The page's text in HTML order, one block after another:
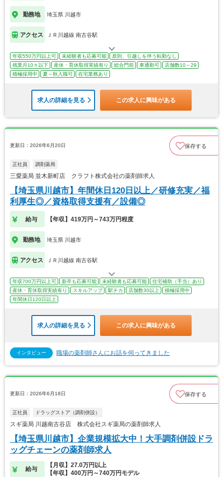
勤務地 埼玉県 川越市
アクセス ＪＲ川越線 南古谷駅
年収550万円以上可 未経験者も応募可能
原則、引越しを伴う転勤なし
残業月10ｈ以下
産休・育休取得実績有り 総合門前 車通勤可
店舗数10～29
積極採用中
夏～秋入職可 在宅業務あり
求人の詳細を見る この求人に興味がある
更新日：2026年6月20日 保存する
正社員 調剤薬局
三愛薬局 並木新町店 クラフト株式会社の薬剤師求人
【埼玉県川越市】年間休日120日以上／研修充実／福
利厚生◎／資格取得支援有／設備◎
給与 【年収】419万円～743万円程度
勤務地 埼玉県 川越市
アクセス ＪＲ川越線 南古谷駅
年収700万円以上可 新卒も応募可能 未経験者も応募可能
住宅補助（手当）あり
産休・育休取得実績有り
スキルアップ 駅チカ 店舗数30以上
積極採用中
年間休日120日以上
求人の詳細を見る この求人に興味がある
インタビュー 職場の薬剤師さんにお話を伺ってきました
更新日：2026年6月18日 保存する
正社員 ドラッグストア（調剤併設）
スギ薬局 川越南古谷店 株式会社スギ薬局の薬剤師求人
【埼玉県川越市】企業規模拡大中！大手調剤併設ドラ
ッグチェーンの薬剤師求人
給与
【月収】27.0万円以上
【年収】400万円～740万円モデル